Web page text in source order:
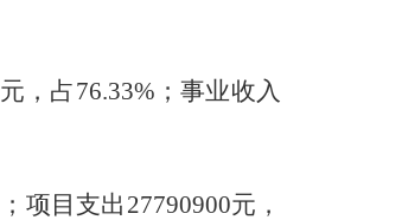
元，占76.33% ；事业收入
；项目支出 27790900元，